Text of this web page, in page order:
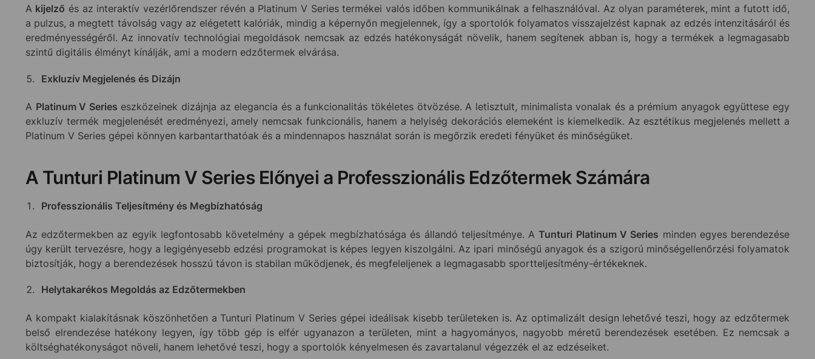
A kijelző és az interaktív vezérlőrendszer révén a Platinum V Series termékei valós időben kommunikálnak a felhasználóval. Az olyan paraméterek, mint a futott idő,
a pulzus, a megtett távolság vagy az elégetett kalóriák, mindig a képernyőn megjelennek, így a sportolók folyamatos visszajelzést kapnak az edzés intenzitásáról és
eredményességéről. Az innovatív technológiai megoldások nemcsak az edzés hatékonyságát növelik, hanem segítenek abban is, hogy a termékek a legmagasabb
szintű digitális élményt kínálják, ami a modern edzőtermek elvárása.
Exkluzív Megjelenés és Dizájn
A Platinum V Series eszközeinek dizájnja az elegancia és a funkcionalitás tökéletes ötvözése. A letisztult, minimalista vonalak és a prémium anyagok együttese egy
exkluzív termék megjelenését eredményezi, amely nemcsak funkcionális, hanem a helyiség dekorációs elemeként is kiemelkedik. Az esztétikus megjelenés mellett a
Platinum V Series gépei könnyen karbantarthatóak és a mindennapos használat során is megőrzik eredeti fényüket és minőségüket.
A Tunturi Platinum V Series Előnyei a Professzionális Edzőtermek Számára
Professzionális Teljesítmény és Megbízhatóság
Az edzőtermekben az egyik legfontosabb követelmény a gépek megbízhatósága és állandó teljesítménye. ATunturi Platinum V Series minden egyes berendezése
úgy került tervezésre, hogy a legigényesebb edzési programokat is képes legyen kiszolgálni. Az ipari minőségű anyagok és a szigorú minőségellenőrzési folyamatok
biztosítják, hogy a berendezések hosszú távon is stabilan működjenek, és megfeleljenek a legmagasabb sportteljesítmény-értékeknek.
Helytakarékos Megoldás az Edzőtermekben
A kompakt kialakításnak köszönhetően a Tunturi Platinum V Series gépei ideálisak kisebb területeken is. Az optimalizált design lehetővé teszi, hogy az edzőtermek
belső elrendezése hatékony legyen, így több gép is elfér ugyanazon a területen, mint a hagyományos, nagyobb méretű berendezések esetében. Ez nemcsak a
költséghatékonyságot növeli, hanem lehetővé teszi, hogy a sportolók kényelmesen és zavartalanul végezzék el az edzéseiket.